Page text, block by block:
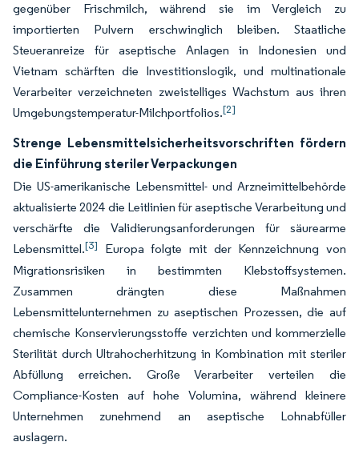
gegenüber Frischmilch, während sie im Vergleich zu
importierten Pulvern erschwinglich bleiben. Staatliche
Steueranreize für aseptische Anlagen in Indonesien und
Vietnam schärften die Investitionslogik, und multinationale
Verarbeiter verzeichneten zweistelliges Wachstum aus ihren
Umgebungstemperatur-Milchportfolios.[2]
Strenge Lebensmittelsicherheitsvorschriften fördern
die Einführung steriler Verpackungen
Die US-amerikanische Lebensmittel- und Arzneimittelbehörde
aktualisierte 2024 die Leitlinien für aseptische Verarbeitung und
verschärfte die Validierungsanforderungen für säurearme
Lebensmittel.[3]
Europa folgte mit der Kennzeichnung von
Migrationsrisiken in bestimmten Klebstoffsystemen.
Zusammen drängten diese Maßnahmen
Lebensmittelunternehmen zu aseptischen Prozessen, die auf
chemische Konservierungsstoffe verzichten und kommerzielle
Sterilität durch Ultrahocherhitzung in Kombination mit steriler
Abfüllung erreichen. Große Verarbeiter verteilen die
Compliance-Kosten auf hohe Volumina, während kleinere
Unternehmen zunehmend an aseptische Lohnabfüller
auslagern.